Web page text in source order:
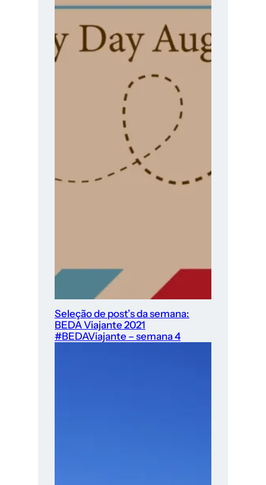
Seleção de post’s da semana:
BEDA Viajante 2021
#BEDAViajante – semana 4